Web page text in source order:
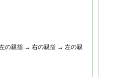
の親指 → 右の親指 → 左の親